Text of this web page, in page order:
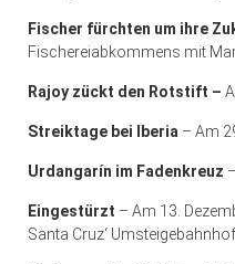
Fischer fürchten um ihre
Fischereiabkommens mit
Rajoy zückt den Rotstift –
Streiktage bei Iberia – Am
Urdangarín im Fadenkreuz
Eingestürzt – Am 13.
Santa Cruz‘